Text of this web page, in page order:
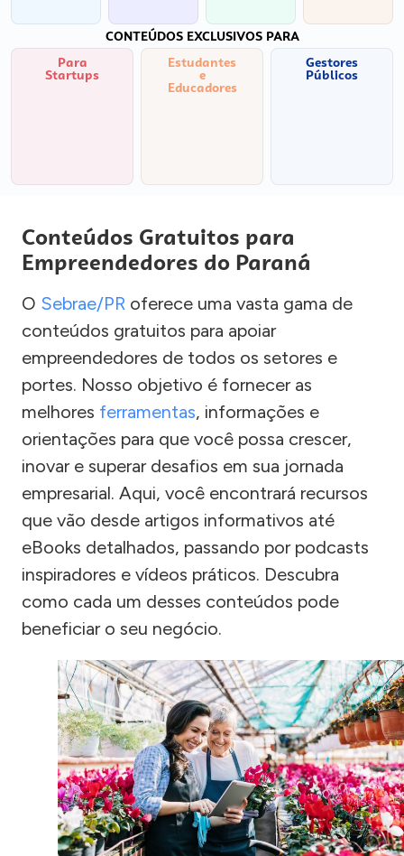
CONTEÚDOS EXCLUSIVOS PARA
Para
Startups
Estudantes
e
Educadores
Gestores
Públicos
Conteúdos Gratuitos para
Empreendedores do Paraná
O Sebrae/PR oferece uma vasta gama de
conteúdos gratuitos para apoiar
empreendedores de todos os setores e
portes. Nosso objetivo é fornecer as
melhores ferramentas, informações e
orientações para que você possa crescer,
inovar e superar desafios em sua jornada
empresarial. Aqui, você encontrará recursos
que vão desde artigos informativos até
eBooks detalhados, passando por podcasts
inspiradores e vídeos práticos. Descubra
como cada um desses conteúdos pode
beneficiar o seu negócio.